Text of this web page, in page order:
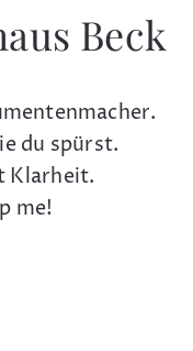
Beck
du spürst.
Klarheit.
me!